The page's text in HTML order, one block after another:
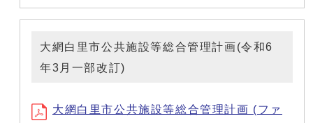
大網白里市公共施設等総合管理計画(令和6
年3月一部改訂)
大網白里市公共施設等総合管理計画 (ファ